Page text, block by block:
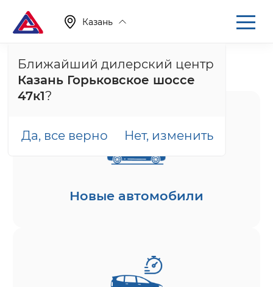
Казань
Ближайший дилерский центр
Казань Горьковское шоссе
47к1?
Да, все верно Нет, изменить
Главная Каталог
Новые автомобили